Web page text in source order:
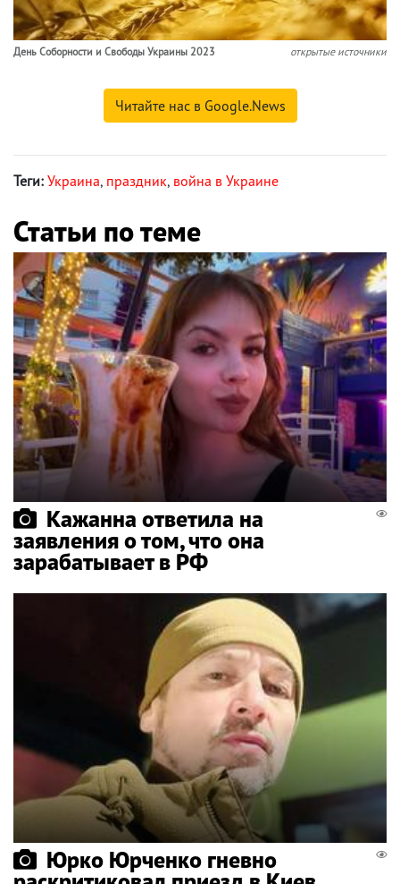
День Соборности и Свободы Украины 2023 открытые источники
Читайте нас в Google.News
Теги: Украина, праздник, война в Украине
Статьи по теме
Кажанна ответила на
заявления о том, что она
зарабатывает в РФ
Юрко Юрченко гневно